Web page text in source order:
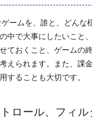
ームを、誰と、どん
中で大事にしたいこと
ておくこと、ゲームの
えられます。また、課
することも大切です。
ロール、フィ